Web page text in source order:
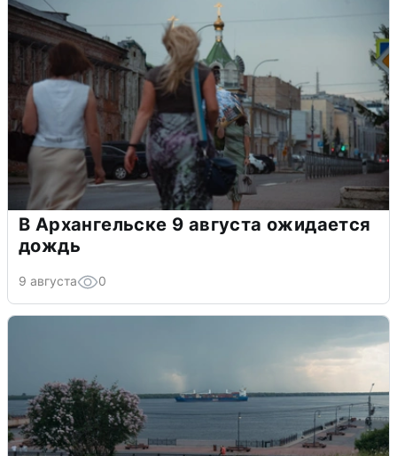
В Архангельске 9 августа ожидается
дождь
9 августа 0